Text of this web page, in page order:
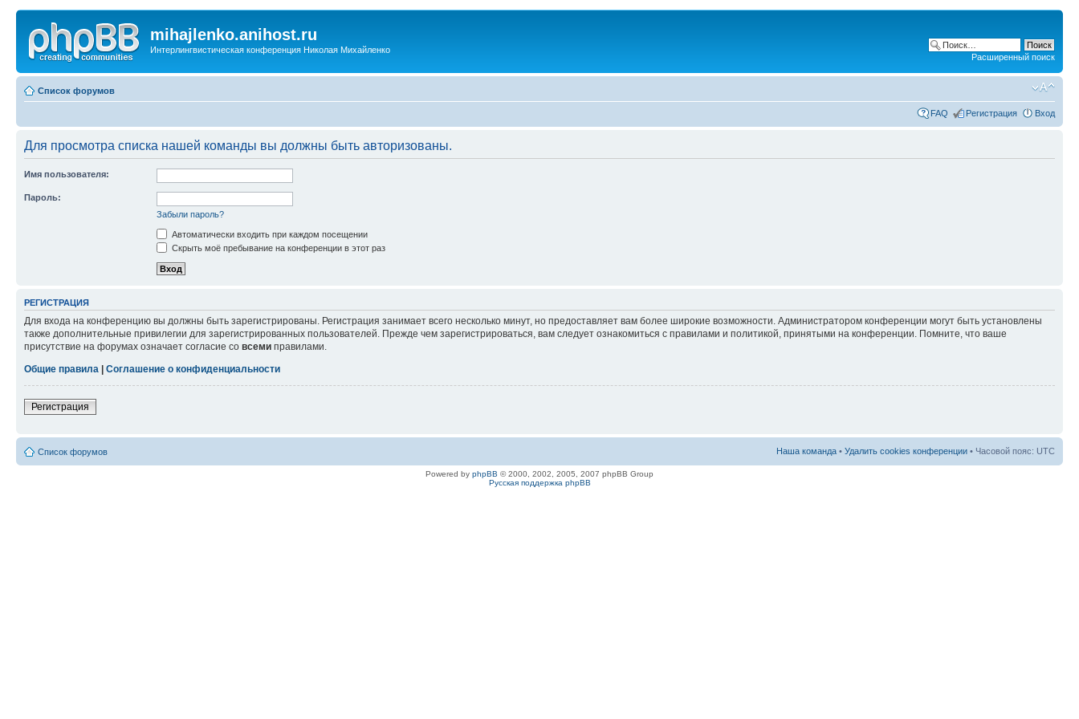
mihajlenko.anihost.ru
Интерлингвистическая конференция Николая Михайленко
Расширенный поиск
Список форумов
FAQ Регистрация Вход
Для просмотра списка нашей команды вы должны быть авторизованы.
Имя пользователя:
Пароль:
Забыли пароль?
Автоматически входить при каждом посещении
Скрыть моё пребывание на конференции в этот раз
РЕГИСТРАЦИЯ
Для входа на конференцию вы должны быть зарегистрированы. Регистрация занимает всего несколько минут, но предоставляет вам более широкие возможности. Администратором конференции могут быть установлены
также дополнительные привилегии для зарегистрированных пользователей. Прежде чем зарегистрироваться, вам следует ознакомиться с правилами и политикой, принятыми на конференции. Помните, что ваше
присутствие на форумах означает согласие со всеми правилами.
Общие правила
Соглашение о конфиденциальности
Регистрация
Список форумов Наша команда • Удалить cookies конференции • Часовой пояс: UTC
Powered by phpBB © 2000, 2002, 2005, 2007 phpBB Group
Русская поддержка phpBB